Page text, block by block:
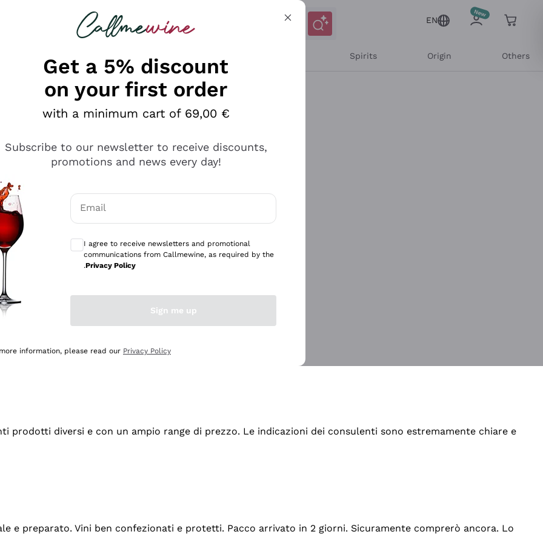
looking for
EN
Spirits Origin Others
professionalità
diversi e con un ampio range di prezzo. Le indicazioni dei consulenti sono estremamente chiare e
e preparato. Vini ben confezionati e protetti. Pacco arrivato in 2 giorni. Sicuramente comprerò ancora. Lo
Get a 5% discount
on your first order
with a minimum cart of 69,00 €
Subscribe to our newsletter to receive discounts,
promotions and news every day!
Email
I agree to receive newsletters and promotional
communications from Callmewine, as required by the
.Privacy Policy
Sign me up
information, please read our Privacy Policy